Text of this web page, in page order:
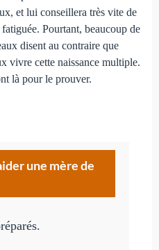
et lui conseillera très vite de
Pourtant, beaucoup de
disent au contraire que
vivre cette naissance multiple.
là pour le prouver.
une mère de